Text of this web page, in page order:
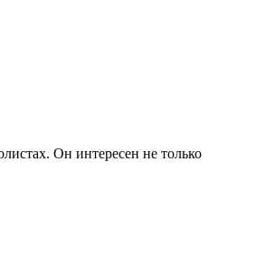
Он интересен не только